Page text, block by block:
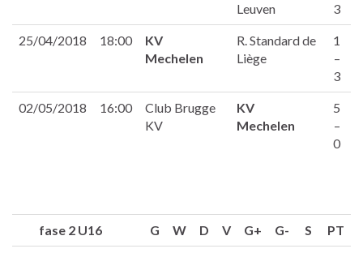
Leuven
3
25/04/2018 18:00
KV
Mechelen
R. Standard de
Liège
1
–
3
02/05/2018 16:00
Club Brugge
KV
KV
Mechelen
5
–
0
fase 2 U16 G W D V G+ G- S PT